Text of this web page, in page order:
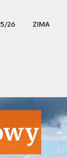
26 ZIMA